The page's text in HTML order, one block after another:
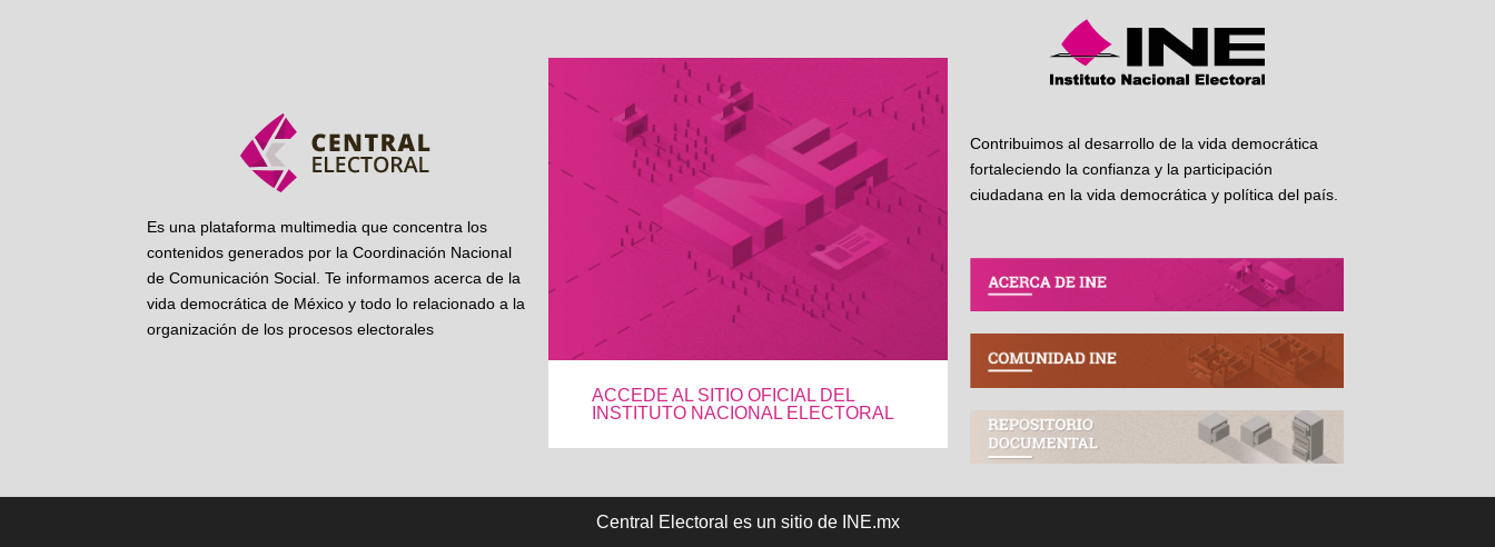
Es una plataforma multimedia que concentra los
contenidos generados por la Coordinación Nacional
de Comunicación Social. Te informamos acerca de la
vida democrática de México y todo lo relacionado a la
organización de los procesos electorales
ACCEDE AL SITIO OFICIAL DEL
INSTITUTO NACIONAL ELECTORAL
Contribuimos al desarrollo de la vida democrática
fortaleciendo la confianza y la participación
ciudadana en la vida democrática y política del país.
Central Electoral es un sitio de INE.mx